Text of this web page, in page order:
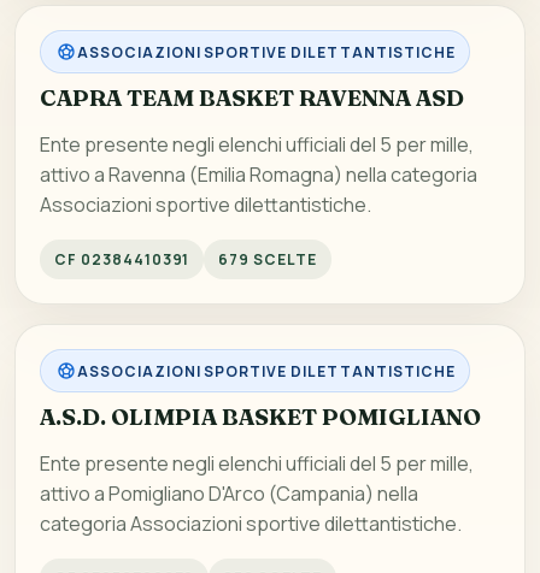
ASSOCIAZIONI SPORTIVE DILETTANTISTICHE
CAPRA TEAM BASKET RAVENNA ASD
Ente presente negli elenchi ufficiali del 5 per mille,
attivo a Ravenna (Emilia Romagna) nella categoria
Associazioni sportive dilettantistiche.
CF 02384410391 679 SCELTE
ASSOCIAZIONI SPORTIVE DILETTANTISTICHE
A.S.D. OLIMPIA BASKET POMIGLIANO
Ente presente negli elenchi ufficiali del 5 per mille,
attivo a Pomigliano D'Arco (Campania) nella
categoria Associazioni sportive dilettantistiche.